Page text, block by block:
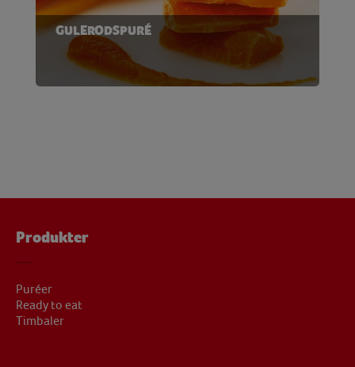
GULERODSPURÉ
Produkter
Puréer
Ready to eat
Timbaler